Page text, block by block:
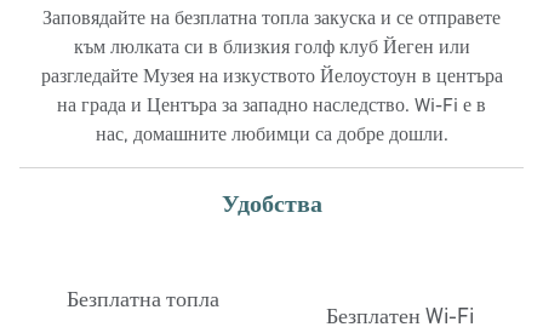
Заповядайте на безплатна топла закуска и се отправете
към люлката си в близкия голф клуб Йеген или
разгледайте Музея на изкуството Йелоустоун в центъра
на града и Центъра за западно наследство. Wi-Fi е в
нас, домашните любимци са добре дошли.
Удобства
Безплатна топла
Безплатен Wi-Fi